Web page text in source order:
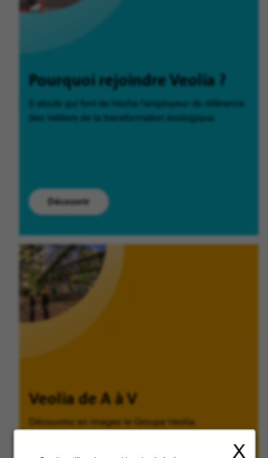
X
Pourquoi rejoindre Veolia ?
Découvrir
Veolia de A à V
Découvrez en images le Groupe Veolia.